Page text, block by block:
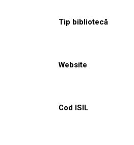
SPAȚII
Tip bibliotecă
Website
Cod ISIL